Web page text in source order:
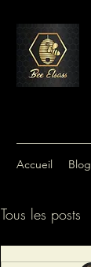
Accueil Blog
Tous les posts